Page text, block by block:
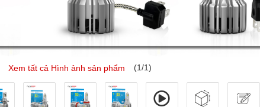
Xem tất cả Hình ảnh sản phẩm (1/1)